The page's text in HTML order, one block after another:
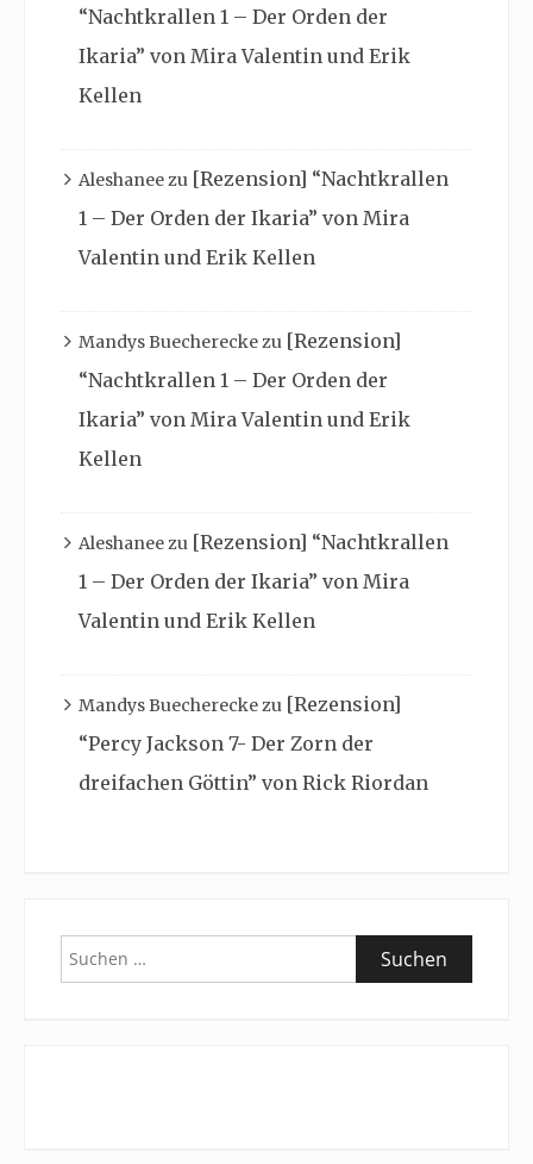
“Nachtkrallen 1 – Der Orden der
Ikaria” von Mira Valentin und Erik
Kellen
Aleshaneezu [Rezension] “Nachtkrallen
1 – Der Orden der Ikaria” von Mira
Valentin und Erik Kellen
Mandys Buechereckezu [Rezension]
“Nachtkrallen 1 – Der Orden der
Ikaria” von Mira Valentin und Erik
Kellen
Aleshaneezu [Rezension] “Nachtkrallen
1 – Der Orden der Ikaria” von Mira
Valentin und Erik Kellen
Mandys Buechereckezu [Rezension]
“Percy Jackson 7- Der Zorn der
dreifachen Göttin” von Rick Riordan
Suchen
nach: